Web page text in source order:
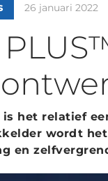
26 januari 2022
is het relatief
wordt
en